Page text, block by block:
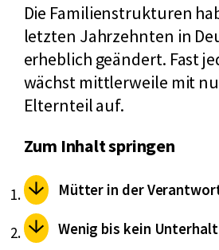
Die Familienstrukturen
letzten Jahrzehnten in
erheblich geändert. Fast
wächst mittlerweile mit
Elternteil auf.
Zum Inhalt springen
Mütter in der
Wenig bis kein Unterhalt